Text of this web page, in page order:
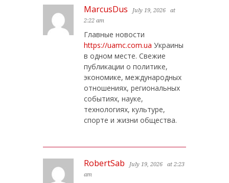
MarcusDus July 19, 2026
at
2:22 am
Главные новости
https://uamc.com.ua Украины
в одном месте. Свежие
публикации о политике,
экономике, международных
отношениях, региональных
событиях, науке,
технологиях, культуре,
спорте и жизни общества.
RobertSab July 19, 2026
at 2:23
am